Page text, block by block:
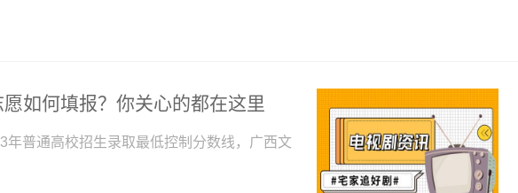
如何填报？你关心的都在这里
年普通高校招生录取最低控制分数线，广西文